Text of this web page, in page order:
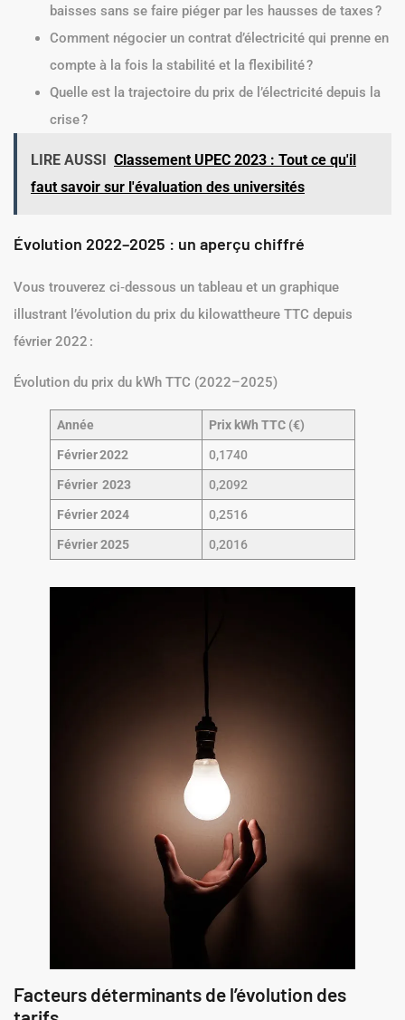
baisses sans se faire piéger par les hausses de taxes ?
Comment négocier un contrat d’électricité qui prenne en
compte à la fois la stabilité et la flexibilité ?
Quelle est la trajectoire du prix de l’électricité depuis la
crise ?
LIRE AUSSI
Classement UPEC 2023 : Tout ce qu'il
faut savoir sur l'évaluation des universités
Évolution 2022–2025 : un aperçu chiffré
Vous trouverez ci‑dessous un tableau et un graphique
illustrant l’évolution du prix du kilowattheure TTC depuis
février 2022 :
Évolution du prix du kWh TTC (2022–2025)
Année Prix kWh TTC (€)
Février2022 0,1740
Février2023 0,2092
Février 2024 0,2516
Février 2025 0,2016
Facteurs déterminants de l’évolution des